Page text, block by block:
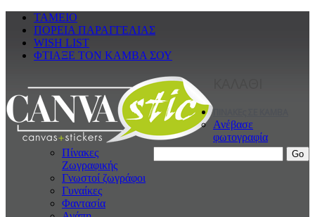
ΤΑΜΕΙΟ
ΠΟΡΕΙΑ ΠΑΡΑΓΓΕΛΙΑΣ
WISH LIST
ΦΤΙΑΞΕ ΤΟΝ ΚΑΜΒΑ ΣΟΥ
Ανέβασε
φωτογραφία
Πίνακες
Ζωγραφικής
Γνωστοί ζωγράφοι
Γυναίκες
Φαντασία